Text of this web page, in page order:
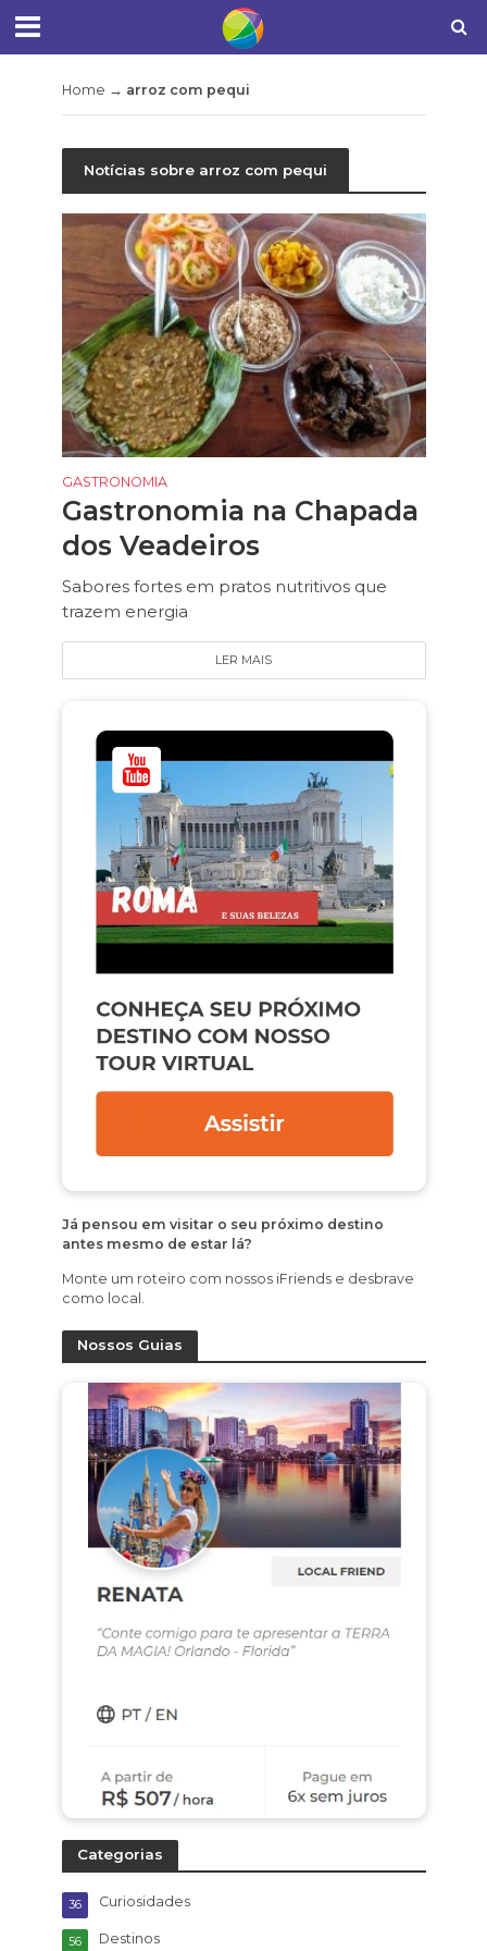
Home → arroz com pequi
Notícias sobre arroz com pequi
GASTRONOMIA
Gastronomia na Chapada
dos Veadeiros
Sabores fortes em pratos nutritivos que
trazem energia
LER MAIS
Já pensou em visitar o seu próximo destino
antes mesmo de estar lá?
Monte um roteiro com nossos iFriends e desbrave
como local.
Nossos Guias
Categorias
Curiosidades
36
Destinos
56